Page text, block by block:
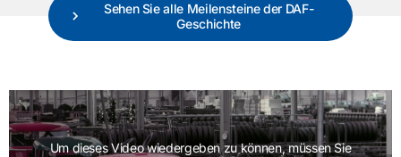
Sehen Sie alle Meilensteine der DAF-
Geschichte
Um dieses Video wiedergeben zu können, müssen Sie